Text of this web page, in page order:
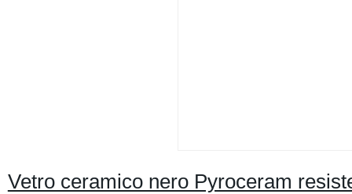
Vetro ceramico nero Pyroceram